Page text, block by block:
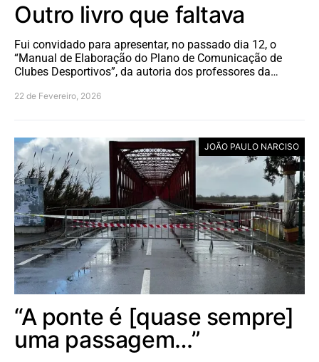
Outro livro que faltava
Fui convidado para apresentar, no passado dia 12, o
“Manual de Elaboração do Plano de Comunicação de
Clubes Desportivos”, da autoria dos professores da…
22 de Fevereiro, 2026
JOÃO PAULO NARCISO
“A ponte é [quase sempre]
uma passagem…”